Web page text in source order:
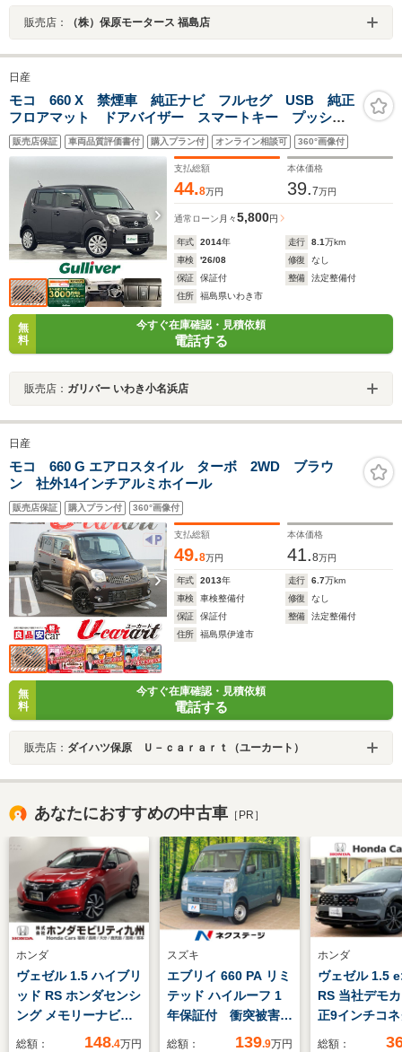
販売店： （株）保原モータース 福島店
日産
モコ 660 X 禁煙車 純正ナビ フルセグ USB 純正
フロアマット ドアバイザー スマートキー プッシュ
スタート 電動格納ミラー オートエアコン
販売店保証 車両品質評価書付 購入プラン付 オンライン相談可 360°画像付
支払総額
44.8万円
本体価格
39.7万円
通常ローン 月々5,800円
年式 2014年 走行 8.1万km
車検
'26/08 修復
なし
保証
保証付 整備
法定整備付
住所
福島県いわき市
無
料
今すぐ在庫確認・見積依頼
電話する
販売店： ガリバー いわき小名浜店
日産
モコ 660 G エアロスタイル ターボ 2WD ブラウ
ン 社外14インチアルミホイール
販売店保証 購入プラン付 360°画像付
支払総額
49.8万円
本体価格
41.8万円
年式 2013年 走行 6.7万km
車検
車検整備付 修復
なし
保証
保証付 整備
法定整備付
住所
福島県伊達市
無
料
今すぐ在庫確認・見積依頼
電話する
販売店： ダイハツ保原 Ｕ－ｃａｒａｒｔ（ユーカート）
あなたにおすすめの中古車 ［PR］
ホンダ
ヴェゼル 1.5 ハイブリ
ッド RS ホンダセンシ
ング メモリーナビ
リアカメラ ETC ド
総額： 148.4万円
スズキ
エブリイ 660 PA リミ
テッド ハイルーフ 1
年保証付 衝突被害軽
減システム SDナ
総額： 139.9万円
ホンダ
ヴェゼル 1.5
RS 当社デモ
正9インチコ
ビTV・マルチ
総額：